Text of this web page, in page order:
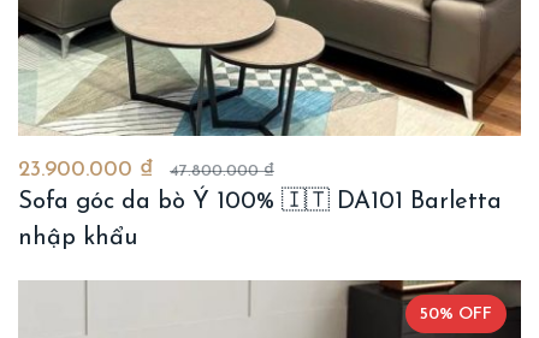
23.900.000 ₫ 47.800.000 ₫
Sofa góc da bò Ý 100% 🇮🇹 DA101 Barletta
nhập khẩu
50% OFF